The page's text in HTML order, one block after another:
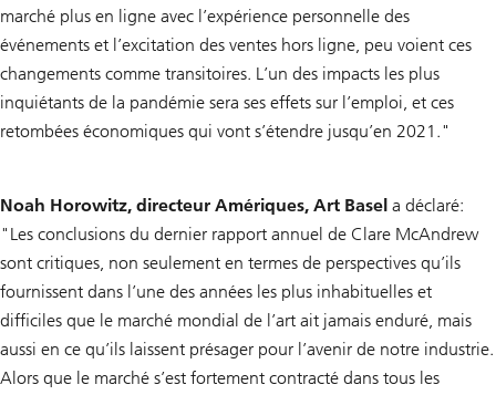
marché plus en ligne avec l’expérience personnelle des
événements et l’excitation des ventes hors ligne, peu voient ces
changements comme transitoires. L’un des impacts les plus
inquiétants de la pandémie sera ses effets sur l’emploi, et ces
retombées économiques qui vont s’étendre jusqu’en 2021."
Noah Horowitz, directeur Amériques, Art Basel a déclaré:
"Les conclusions du dernier rapport annuel de Clare McAndrew
sont critiques, non seulement en termes de perspectives qu’ils
fournissent dans l’une des années les plus inhabituelles et
difficiles que le marché mondial de l’art ait jamais enduré, mais
aussi en ce qu’ils laissent présager pour l’avenir de notre industrie.
Alors que le marché s’est fortement contracté dans tous les